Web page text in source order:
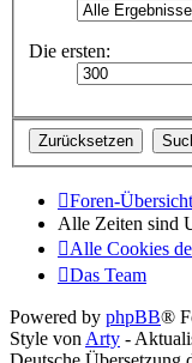
Die ersten:
Foren-Übersicht
Alle Zeiten sind
Alle Cookies
Das Team
Powered by phpBB®
Style von Arty -